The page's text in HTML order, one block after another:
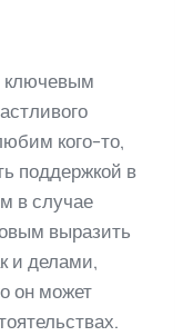
ключевым
кого-то,
поддержкой в
в случае
выразить
и делами,
он может